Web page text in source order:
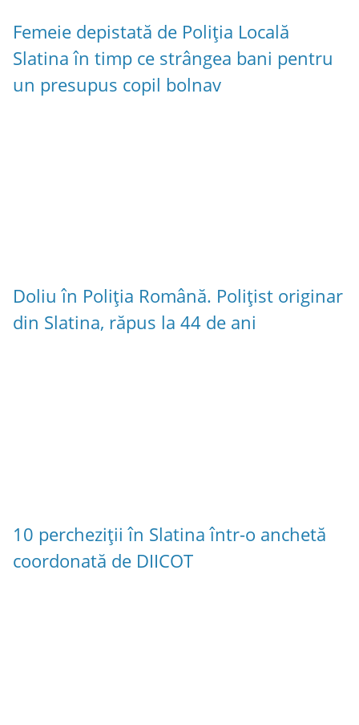
Femeie depistată de Poliția Locală
Slatina în timp ce strângea bani pentru
un presupus copil bolnav
Doliu în Poliția Română. Polițist originar
din Slatina, răpus la 44 de ani
10 percheziții în Slatina într-o anchetă
coordonată de DIICOT